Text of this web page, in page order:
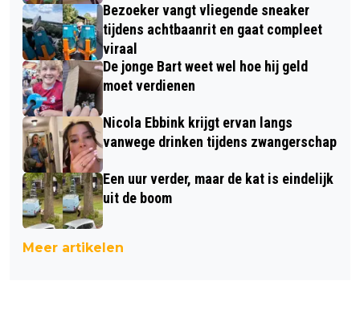
Bezoeker vangt vliegende sneaker
tijdens achtbaanrit en gaat compleet
viraal
De jonge Bart weet wel hoe hij geld
moet verdienen
Nicola Ebbink krijgt ervan langs
vanwege drinken tijdens zwangerschap
Een uur verder, maar de kat is eindelijk
uit de boom
Meer artikelen